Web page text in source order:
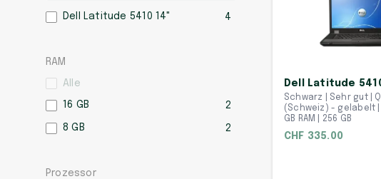
Dell Latitude 5410 14" 4
RAM
Alle
16 GB 2
8 GB 2
Prozessor
Dell Latitude
Schwarz | Sehr gut |
(Schweiz) - gelabelt |
GB RAM | 256 GB
CHF 335.00